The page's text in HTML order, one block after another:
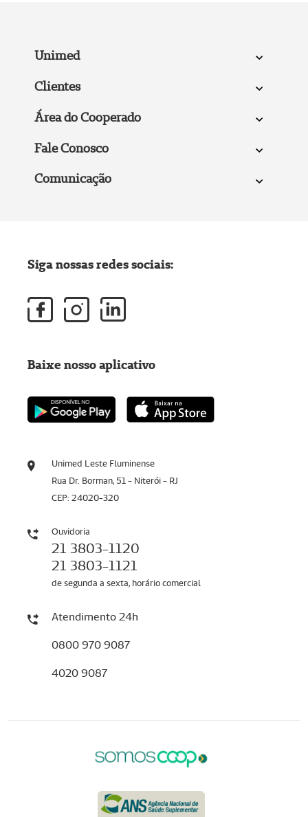
Unimed
Clientes
Área do Cooperado
Fale Conosco
Comunicação
Unimed Leste Fluminense
Rua Dr. Borman, 51 - Niterói - RJ
CEP: 24020-320
Ouvidoria
21 3803-1120
21 3803-1121
de segunda a sexta, horário comercial
Atendimento 24h
0800 970 9087
4020 9087
Siga nossas redes sociais:
Baixe nosso aplicativo